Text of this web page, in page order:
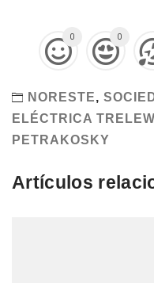
0 0
NORESTE,
ELÉCTRICA TRELEW
PETRAKOSKY
Artículos